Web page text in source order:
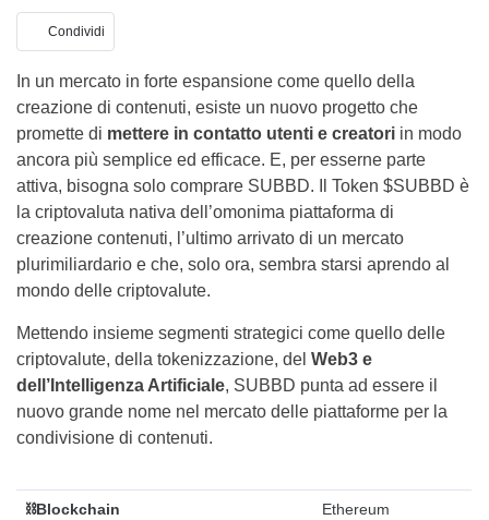
Condividi
In un mercato in forte espansione come quello della
creazione di contenuti, esiste un nuovo progetto che
promette di mettere in contatto utenti e creatori in modo
ancora più semplice ed efficace. E, per esserne parte
attiva, bisogna solo comprare SUBBD. Il Token $SUBBD è
la criptovaluta nativa dell’omonima piattaforma di
creazione contenuti, l’ultimo arrivato di un mercato
plurimiliardario e che, solo ora, sembra starsi aprendo al
mondo delle criptovalute.
Mettendo insieme segmenti strategici come quello delle
criptovalute, della tokenizzazione, del Web3 e
dell’Intelligenza Artificiale, SUBBD punta ad essere il
nuovo grande nome nel mercato delle piattaforme per la
condivisione di contenuti.
⛓️Blockchain Ethereum